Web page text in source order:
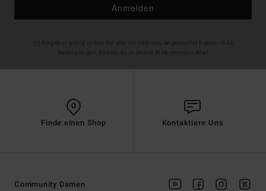
Anmelden
Finde einen Shop Kontaktiere Uns
Community Damen